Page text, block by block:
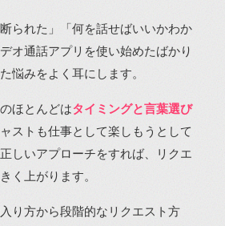
られた」「何を話せばいいかわか
オ通話アプリを使い始めたばかり
悩みをよく耳にします。
ほとんどはタイミングと言葉選び
ストも仕事として楽しもうとして
しいアプローチをすれば、リクエ
く上がります。
り方から段階的なリクエスト方